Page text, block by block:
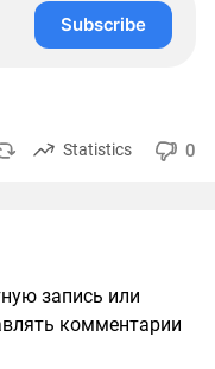
Subscribe
Statistics 0
запись или
комментарии